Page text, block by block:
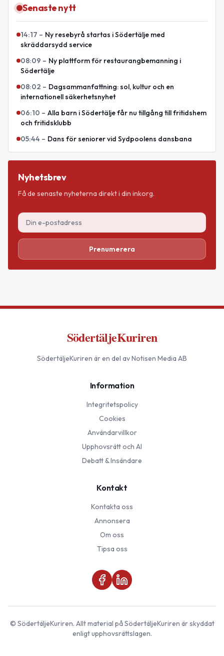
Senaste nytt
14:17 – Ny resebyrå startas i Södertälje med
skräddarsydd service
08:09 – Ny plattform för restaurangbemanning i
Södertälje
08:02 – Dagsammanfattning: sol, kultur och en
internationell säkerhetsnyhet
06:10 – Alla barn i Södertälje får nu tillgång till fritidshem
och fritidsklubb
05:44 – Dans för seniorer vid Sydpoolens dansbana
Nyhetsbrev
Få de senaste nyheterna direkt i din inkorg.
Prenumerera
SödertäljeKuriren
SödertäljeKuriren är en del av Notisen Media AB
Information
Integritetspolicy
Cookies
Användarvillkor
Upphovsrätt och AI
Debatt & Insändare
Kontakt
Kontakta oss
Annonsera
Om oss
Tipsa oss
© SödertäljeKuriren. Allt material påSödertäljeKuriren är skyddat
enligt upphovsrättslagen.